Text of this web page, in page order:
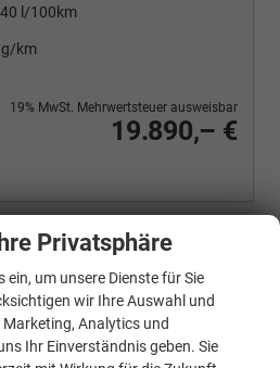
l/100km
g/km
19.890,– €
19% MwSt. Mehrwertsteuer ausweisbar
drucken
Privatsphäre
ein, um unsere Dienste für Sie
wir Ihre Auswahl und
Analytics und
Ihr Einverständnis geben. Sie